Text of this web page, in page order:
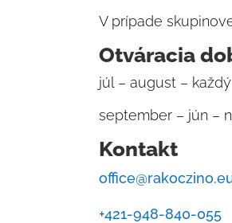
V prípade
Otváracia
júl – august –
september – jún –
Kontakt
+421-948-840-055